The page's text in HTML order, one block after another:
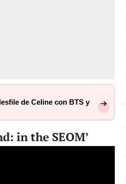
de Celine con BTS y
in the SEOM’